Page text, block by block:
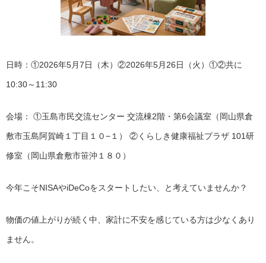
日時：①2026年5月7日（木）②2026年5月26日（火）①②共に
10:30～11:30
会場： ①玉島市民交流センター 交流棟2階・第6会議室（岡山県倉
敷市玉島阿賀崎１丁目１０−１） ②くらしき健康福祉プラザ 101研
修室（岡山県倉敷市笹沖１８０）
今年こそNISAやiDeCoをスタートしたい、と考えていませんか？
物価の値上がりが続く中、家計に不安を感じている方は少なくあり
ません。